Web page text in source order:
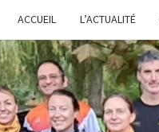
ACCUEIL L’ACTUALITÉ